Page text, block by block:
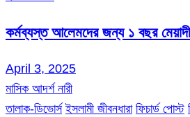
কর্মব্যস্ত আলেমদের জন্য ১ বছর
April 3, 2025
মাসিক আদর্শ নারী
তালাক-ডিভোর্স ইসলামী জীবনধারা ফিচার্ড পোস্ট